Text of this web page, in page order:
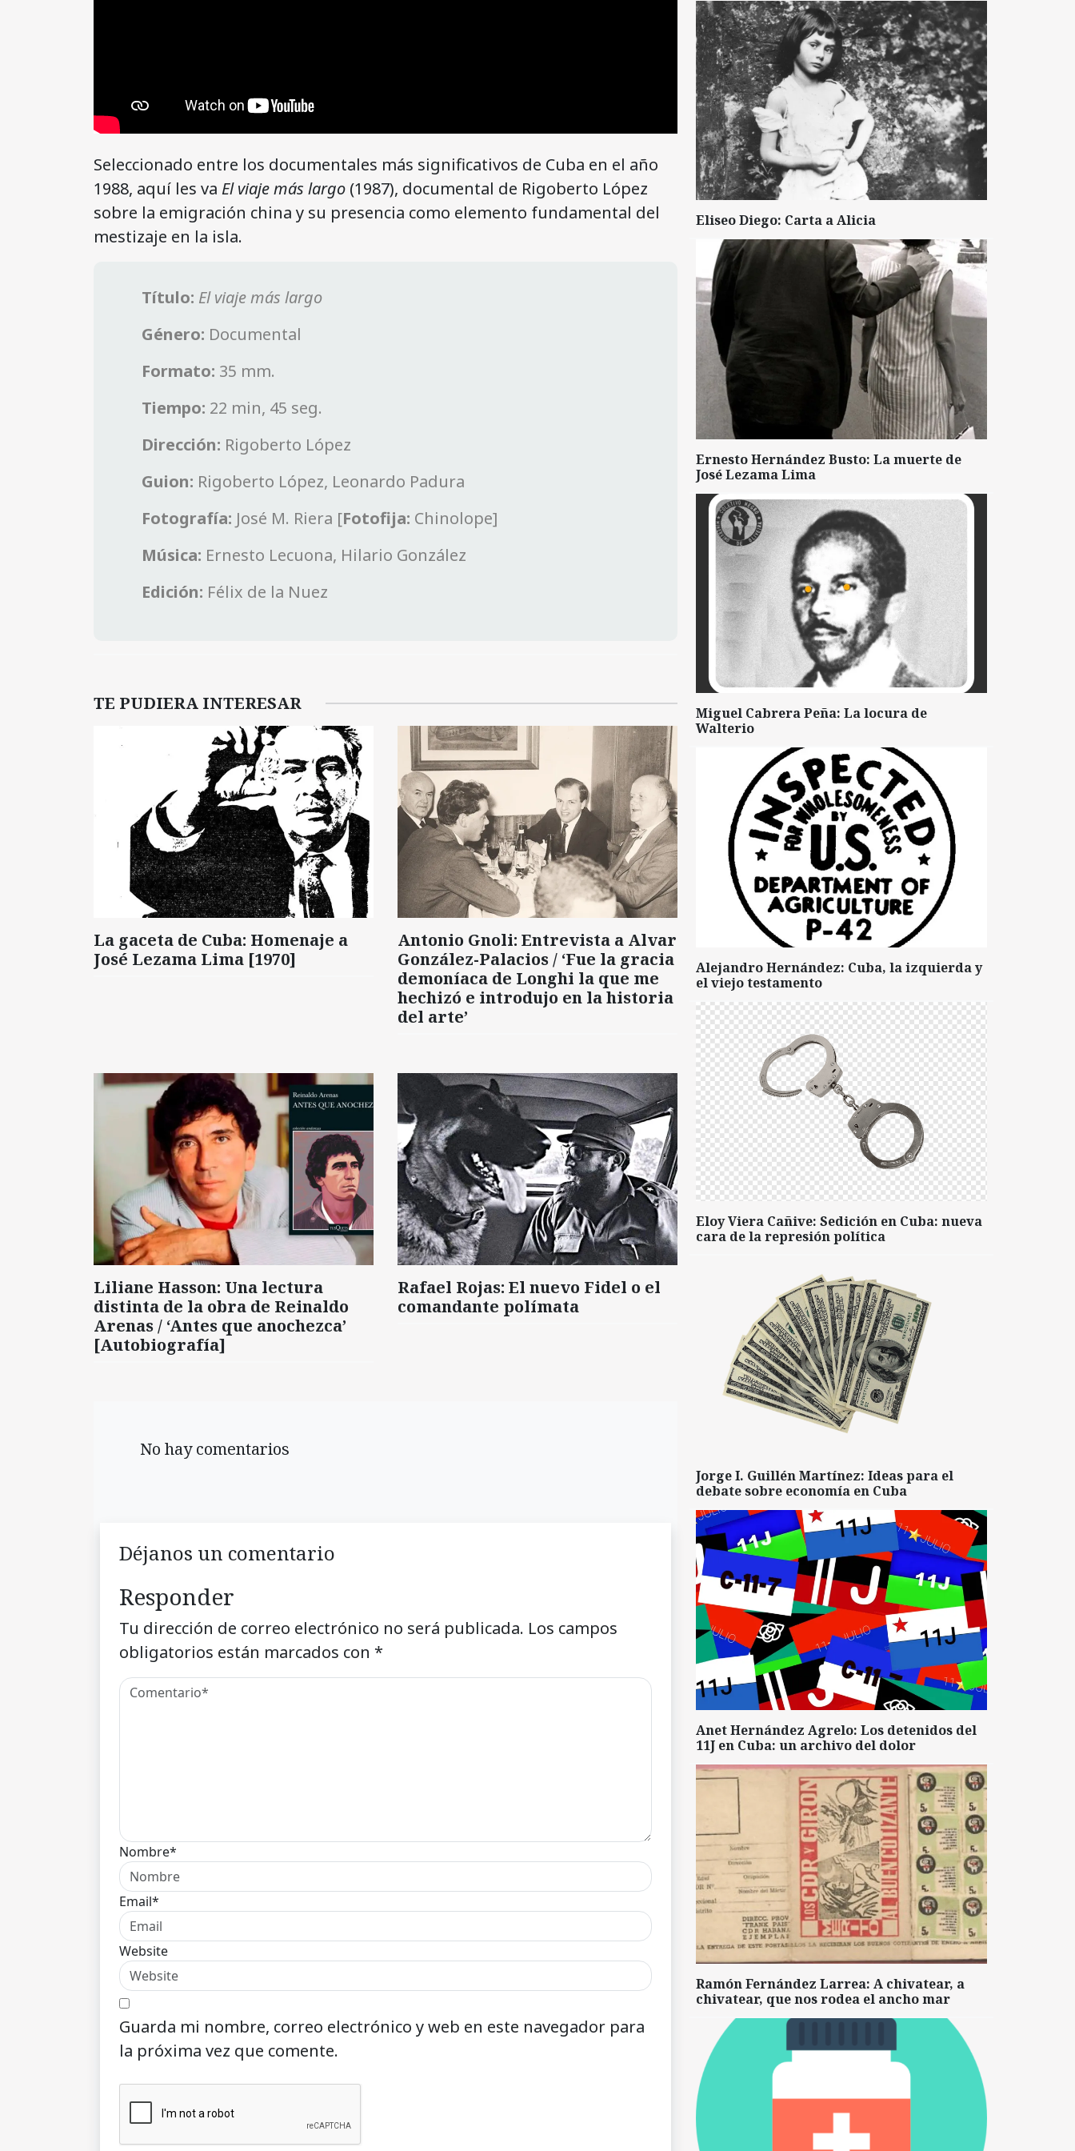
Seleccionado entre los documentales más significativos de Cuba en el año
1988, aquí les va El viaje más largo (1987), documental de Rigoberto López
sobre la emigración china y su presencia como elemento fundamental del
mestizaje en la isla.
Título: El viaje más largo
Género: Documental
Formato: 35 mm.
Tiempo: 22 min, 45 seg.
Dirección: Rigoberto López
Guion: Rigoberto López, Leonardo Padura
Fotografía: José M. Riera [Fotofija: Chinolope]
Música: Ernesto Lecuona, Hilario González
Edición: Félix de la Nuez
TE PUDIERA INTERESAR
La gaceta de Cuba: Homenaje a
José Lezama Lima [1970]
Antonio Gnoli: Entrevista a Alvar
González-Palacios / ‘Fue la gracia
demoníaca de Longhi la que me
hechizó e introdujo en la historia
del arte’
Liliane Hasson: Una lectura
distinta de la obra de Reinaldo
Arenas / ‘Antes que anochezca’
[Autobiografía]
Rafael Rojas: El nuevo Fidel o el
comandante polímata
No hay comentarios
Déjanos un comentario
Responder
Tu dirección de correo electrónico no será publicada. Los campos
obligatorios están marcados con *
Nombre*
Email*
Website
Guarda mi nombre, correo electrónico y web en este navegador para
la próxima vez que comente.
Eliseo Diego: Carta a Alicia
Ernesto Hernández Busto: La muerte de
José Lezama Lima
Miguel Cabrera Peña: La locura de
Walterio
Alejandro Hernández: Cuba, la izquierda y
el viejo testamento
Eloy Viera Cañive: Sedición en Cuba: nueva
cara de la represión política
Jorge I. Guillén Martínez: Ideas para el
debate sobre economía en Cuba
Anet Hernández Agrelo: Los detenidos del
11J en Cuba: un archivo del dolor
Ramón Fernández Larrea: A chivatear, a
chivatear, que nos rodea el ancho mar